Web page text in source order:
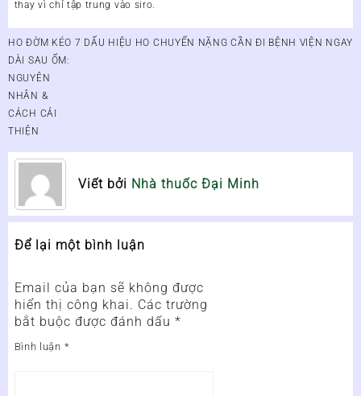
thay vì chỉ tập trung vào siro.
Điều
hướng
bài
viết
HO ĐỜM KÉO
DÀI SAU ỐM:
NGUYÊN
NHÂN &
CÁCH CẢI
THIỆN
7 DẤU HIỆU HO CHUYỂN NẶNG CẦN ĐI BỆNH VIỆN NGAY
Viết bởi Nhà thuốc Đại Minh
Để lại một bình luận
Email của bạn sẽ không được
hiển thị công khai. Các trường
bắt buộc được đánh dấu *
Bình luận *